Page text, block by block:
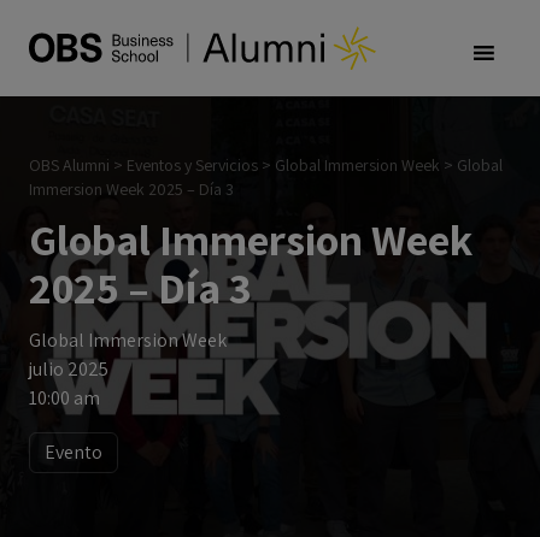
OBS Alumni > Eventos y Servicios > Global Immersion Week > Global
Immersion Week 2025 – Día 3
Global Immersion Week
2025 – Día 3
Global Immersion Week
julio 2025
10:00 am
Evento